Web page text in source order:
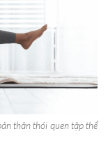
thân thói quen tập thể